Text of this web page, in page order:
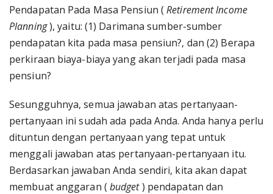
Pendapatan Pada Masa Pensiun (Retirement Income
Planning), yaitu: (1) Darimana sumber-sumber
pendapatan kita pada masa pensiun?, dan (2) Berapa
perkiraan biaya-biaya yang akan terjadi pada masa
pensiun?
Sesungguhnya, semua jawaban atas pertanyaan-
pertanyaan ini sudah ada pada Anda. Anda hanya perlu
dituntun dengan pertanyaan yang tepat untuk
menggali jawaban atas pertanyaan-pertanyaan itu.
Berdasarkan jawaban Anda sendiri, kita akan dapat
membuat anggaran ( budget) pendapatan dan